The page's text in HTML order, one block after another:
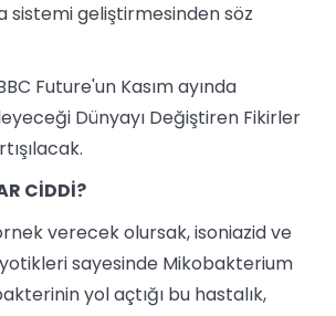
sistemi geliştirmesinden söz
Future'un Kasım ayında
Dünyayı Değiştiren Fikirler
CİDDİ?
verecek olursak, isoniazid ve
sayesinde Mikobakterium
yol açtığı bu hastalık,